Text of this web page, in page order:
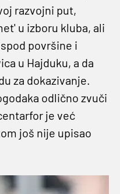
razvojni put,
u izboru kluba, ali
površine i
u Hajduku, a da
za dokazivanje.
odlično zvuči
je već
još nije upisao